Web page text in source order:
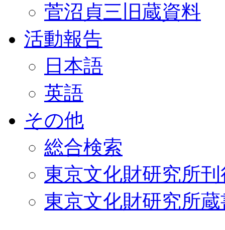
菅沼貞三旧蔵資料
活動報告
日本語
英語
その他
総合検索
東京文化財研究所
東京文化財研究所